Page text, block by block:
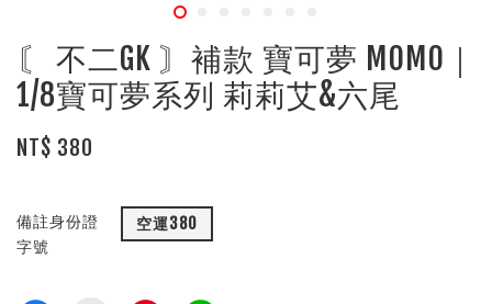
〘 不二GK 〙補款 寶可夢 MOMO｜
1/8寶可夢系列 莉莉艾&六尾
NT$ 380
備註身份證
字號
空運380